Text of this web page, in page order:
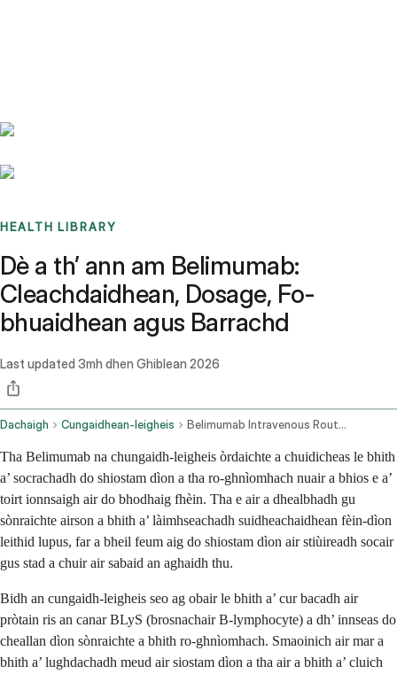
HEALTH LIBRARY
Dè a th’ ann am Belimumab:
Cleachdaidhean, Dosage, Fo-
bhuaidhean agus Barrachd
Last updated 3mh dhen Ghiblean 2026
Dachaigh Cungaidhean-leigheis Belimumab Intravenous Route Subcutaneous Route
Tha Belimumab na chungaidh-leigheis òrdaichte a chuidicheas le bhith
a’ socrachadh do shiostam dìon a tha ro-ghnìomhach nuair a bhios e a’
toirt ionnsaigh air do bhodhaig fhèin. Tha e air a dhealbhadh gu
sònraichte airson a bhith a’ làimhseachadh suidheachaidhean fèin-dìon
leithid lupus, far a bheil feum aig do shiostam dìon air stiùireadh socair
gus stad a chuir air sabaid an aghaidh thu.
Bidh an cungaidh-leigheis seo ag obair le bhith a’ cur bacadh air
pròtain ris an canar BLyS (brosnachair B-lymphocyte) a dh’ innseas do
cheallan dìon sònraichte a bhith ro-ghnìomhach. Smaoinich air mar a
bhith a’ lughdachadh meud air siostam dìon a tha air a bhith a’ cluich